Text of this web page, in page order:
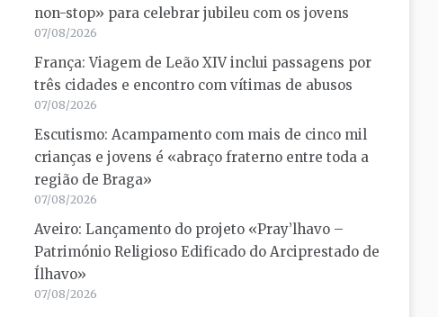
non-stop» para celebrar jubileu com os jovens
07/08/2026
França: Viagem de Leão XIV inclui passagens por
três cidades e encontro com vítimas de abusos
07/08/2026
Escutismo: Acampamento com mais de cinco mil
crianças e jovens é «abraço fraterno entre toda a
região de Braga»
07/08/2026
Aveiro: Lançamento do projeto «Pray’lhavo –
Património Religioso Edificado do Arciprestado de
Ílhavo»
07/08/2026